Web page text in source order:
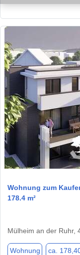
Wohnung zum
178.4 m²
Mülheim an der Ruhr,
Wohnung ca.